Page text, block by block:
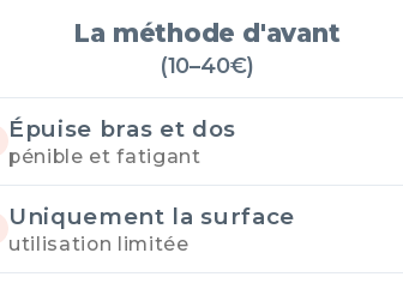
La méthode d'avant
(10–40€)
Épuise bras et dos
pénible et fatigant
Uniquement la surface
utilisation limitée